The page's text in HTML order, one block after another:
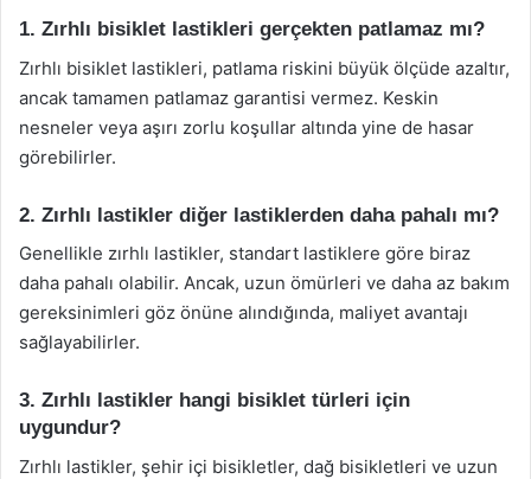
1. Zırhlı bisiklet lastikleri gerçekten patlamaz mı?
Zırhlı bisiklet lastikleri, patlama riskini büyük ölçüde azaltır,
ancak tamamen patlamaz garantisi vermez. Keskin
nesneler veya aşırı zorlu koşullar altında yine de hasar
görebilirler.
2. Zırhlı lastikler diğer lastiklerden daha pahalı mı?
Genellikle zırhlı lastikler, standart lastiklere göre biraz
daha pahalı olabilir. Ancak, uzun ömürleri ve daha az bakım
gereksinimleri göz önüne alındığında, maliyet avantajı
sağlayabilirler.
3. Zırhlı lastikler hangi bisiklet türleri için
uygundur?
Zırhlı lastikler, şehir içi bisikletler, dağ bisikletleri ve uzun